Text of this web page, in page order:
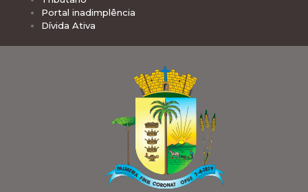
Portal inadimplência
Dívida Ativa